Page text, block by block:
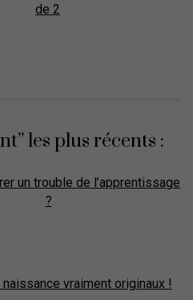
de 2
les plus récents :
un trouble de l’apprentissage
?
vraiment originaux !